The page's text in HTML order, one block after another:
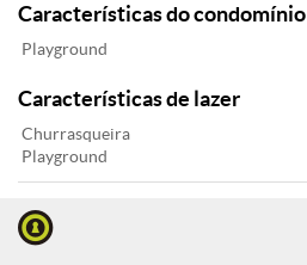
Características do condomínio
Playground
Características de lazer
Churrasqueira
Playground